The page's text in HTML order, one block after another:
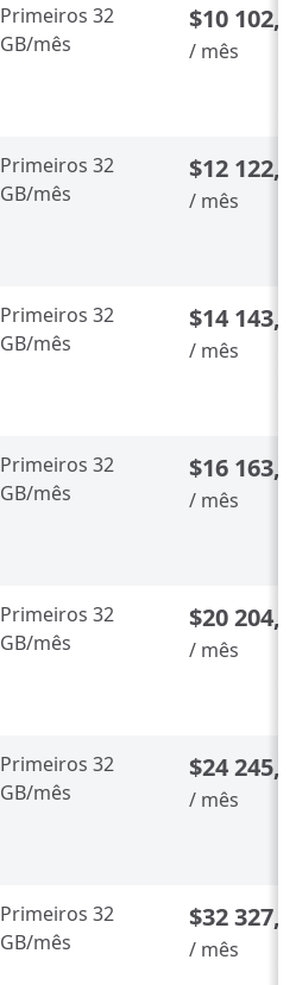
Primeiros 32
GB/mês
$10
/ mês
Primeiros 32
GB/mês
$12
/ mês
Primeiros 32
GB/mês
$14
/ mês
Primeiros 32
GB/mês
$16
/ mês
Primeiros 32
GB/mês
$20
/ mês
Primeiros 32
GB/mês
$24
/ mês
Primeiros 32
GB/mês
$32
/ mês